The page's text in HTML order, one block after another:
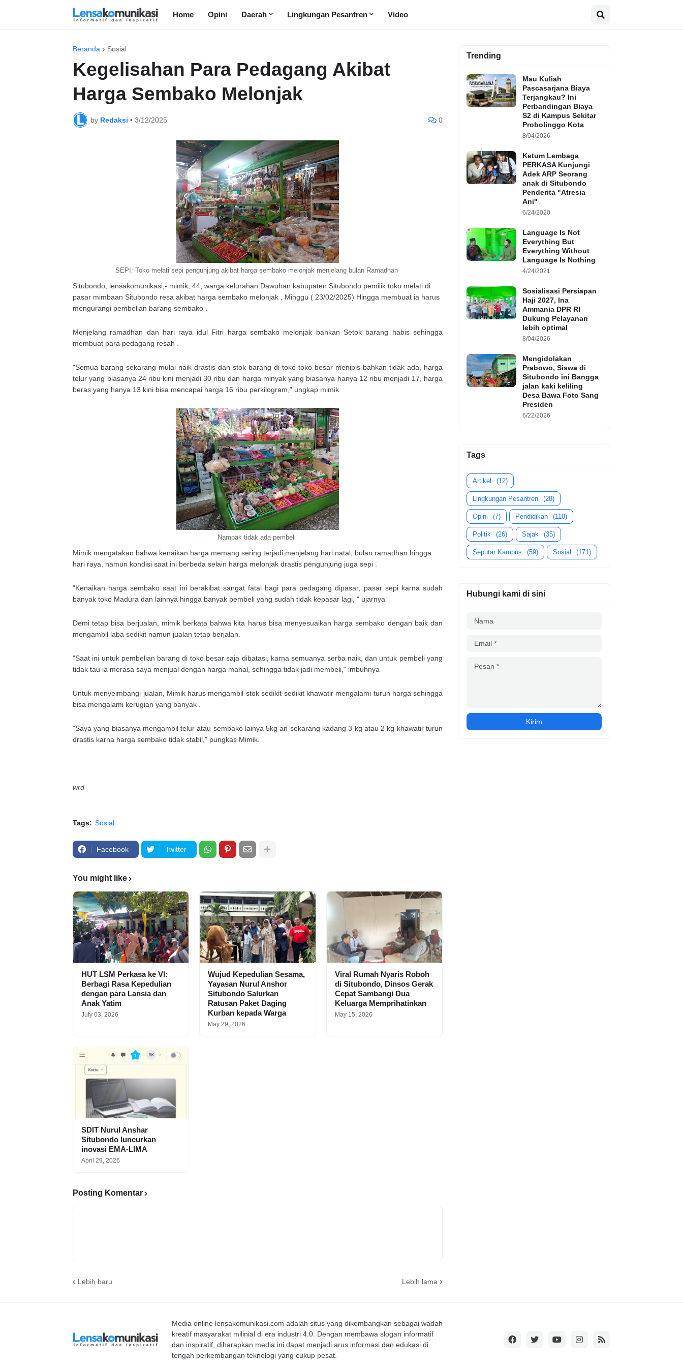
Home Opini Daerah Lingkungan Pesantren Video
Beranda Sosial
Kegelisahan Para Pedagang Akibat
Harga Sembako Melonjak
by Redaksi • 3/12/2025 0
SEPI: Toko melati sepi pengunjung akibat harga sembako melonjak menjelang bulan Ramadhan
Situbondo, lensakomunikasi,- mimik, 44, warga kelurahan Dawuhan kabupaten Situbondo pemilik toko melati di
pasar mimbaan Situbondo resa akibat harga sembako melonjak , Minggu ( 23/02/2025) Hingga membuat ia harus
mengurangi pembelian barang sembako .
Menjelang ramadhan dan hari raya idul Fitri harga sembako melonjak bahkan Setok barang habis sehingga
membuat para pedagang resah .
"Semua barang sekarang mulai naik drastis dan stok barang di toko-toko besar menipis bahkan tidak ada, harga
telur yang biasanya 24 ribu kini menjadi 30 ribu dan harga minyak yang biasanya hanya 12 ribu menjadi 17, harga
beras yang hanya 13 kini bisa mencapai harga 16 ribu perkilogram," ungkap mimik
Nampak tidak ada pembeli
Mimik mengatakan bahwa kenaikan harga memang sering terjadi menjelang hari natal, bulan ramadhan hingga
hari raya, namun kondisi saat ini berbeda selain harga melonjak drastis pengunjung juga sepi .
"Kenaikan harga sembako saat ini berakibat sangat fatal bagi para pedagang dipasar, pasar sepi karna sudah
banyak toko Madura dan lainnya hingga banyak pembeli yang sudah tidak kepasar lagi, " ujarnya
Demi tetap bisa berjualan, mimik berkata bahwa kita harus bisa menyesuaikan harga sembako dengan baik dan
mengambil laba sedikit namun jualan tetap berjalan.
"Saat ini untuk pembelian barang di toko besar saja dibatasi, karna semuanya serba naik, dan untuk pembeli yang
tidak tau ia merasa saya menjual dengan harga mahal, sehingga tidak jadi membeli," imbuhnya
Untuk menyeimbangi jualan, Mimik harus mengambil stok sedikit-sedikit khawatir mengalami turun harga sehingga
bisa mengalami kerugian yang banyak .
"Saya yang biasanya mengambil telur atau sembako lainya 5kg an sekarang kadang 3 kg atau 2 kg khawatir turun
drastis karna harga sembako tidak stabil," pungkas Mimik.
wrd
Tags: Sosial
Facebook Twitter
You might like
HUT LSM Perkasa ke VI:
Berbagi Rasa Kepedulian
dengan para Lansia dan
Anak Yatim
July 03, 2026
Wujud Kepedulian Sesama,
Yayasan Nurul Anshor
Situbondo Salurkan
Ratusan Paket Daging
Kurban kepada Warga
May 29, 2026
Viral Rumah Nyaris Roboh
di Situbondo, Dinsos Gerak
Cepat Sambangi Dua
Keluarga Memprihatinkan
May 15, 2026
SDIT Nurul Anshar
Situbondo luncurkan
inovasi EMA-LIMA
April 29, 2026
Posting Komentar
Lebih baru Lebih lama
Trending
Mau Kuliah
Pascasarjana Biaya
Terjangkau? Ini
Perbandingan Biaya
S2 di Kampus Sekitar
Probolinggo Kota
8/04/2026
Ketum Lembaga
PERKASA Kunjungi
Adek ARP Seorang
anak di Situbondo
Penderita "Atresia
Ani"
6/24/2020
Language Is Not
Everything But
Everything Without
Language Is Nothing
4/24/2021
Sosialisasi Persiapan
Haji 2027, Ina
Ammania DPR RI
Dukung Pelayanan
lebih optimal
8/04/2026
Mengidolakan
Prabowo, Siswa di
Situbondo ini Bangga
jalan kaki keliling
Desa Bawa Foto Sang
Presiden
6/22/2026
Tags
Artikel (12)
Lingkungan Pesantren (28)
Opini (7) Pendidikan (118)
Politik (26) Sajak (35)
Seputar Kampus (59) Sosial (171)
Hubungi kami di sini
Media online lensakomunikasi.com adalah situs yang dikembangkan sebagai wadah
kreatif masyarakat milinial di era industri 4.0. Dengan membawa slogan informatif
dan inspiratif, diharapkan media ini dapat menjadi arus informasi dan edukasi di
tengah perkembangan teknologi yang cukup pesat.